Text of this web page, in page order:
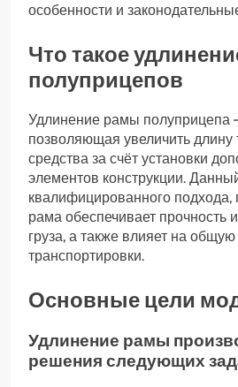
особенности и
Что такое
полуприцепов
Удлинение рамы полуприцепа
позволяющая увеличить длину
средства за счёт установки
элементов конструкции.
квалифицированного подхода,
рама обеспечивает прочность
груза, а также влияет на
транспортировки.
Основные цели
Удлинение рамы
решения следующих